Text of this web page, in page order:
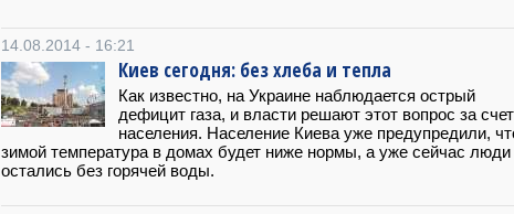
14.08.2014 - 16:21
Киев сегодня: без хлеба и тепла
Как известно, на Украине наблюдается острый
дефицит газа, и власти решают этот вопрос за счет
населения. Население Киева уже предупредили,
зимой температура в домах будет ниже нормы, а уже сейчас люди
остались без горячей воды.